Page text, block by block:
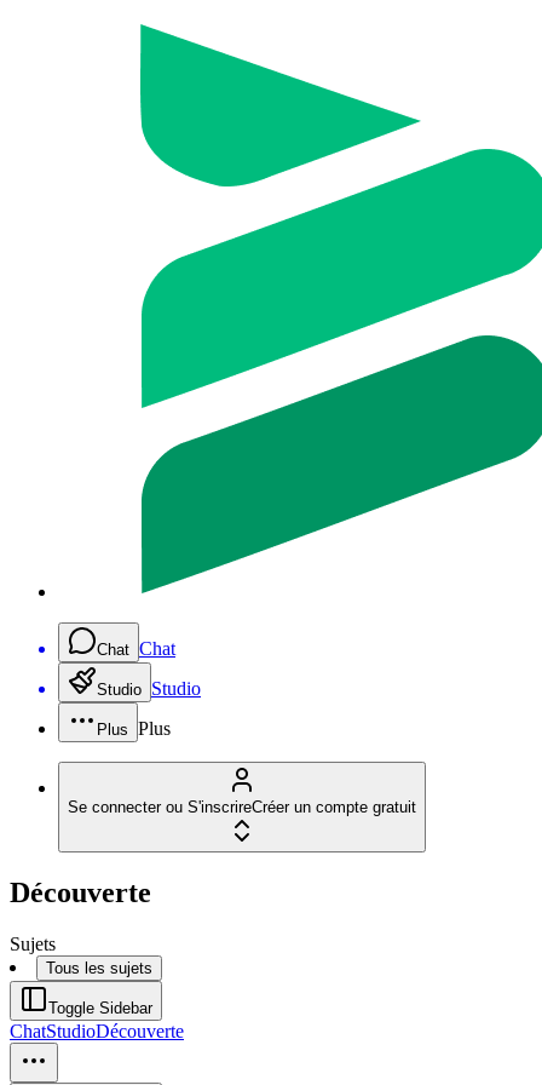
Chat Chat
Studio Studio
Plus Plus
Se connecter ou S'inscrireCréer un compte gratuit
Découverte
Sujets
Tous les sujets
Toggle Sidebar
ChatStudioDécouverte